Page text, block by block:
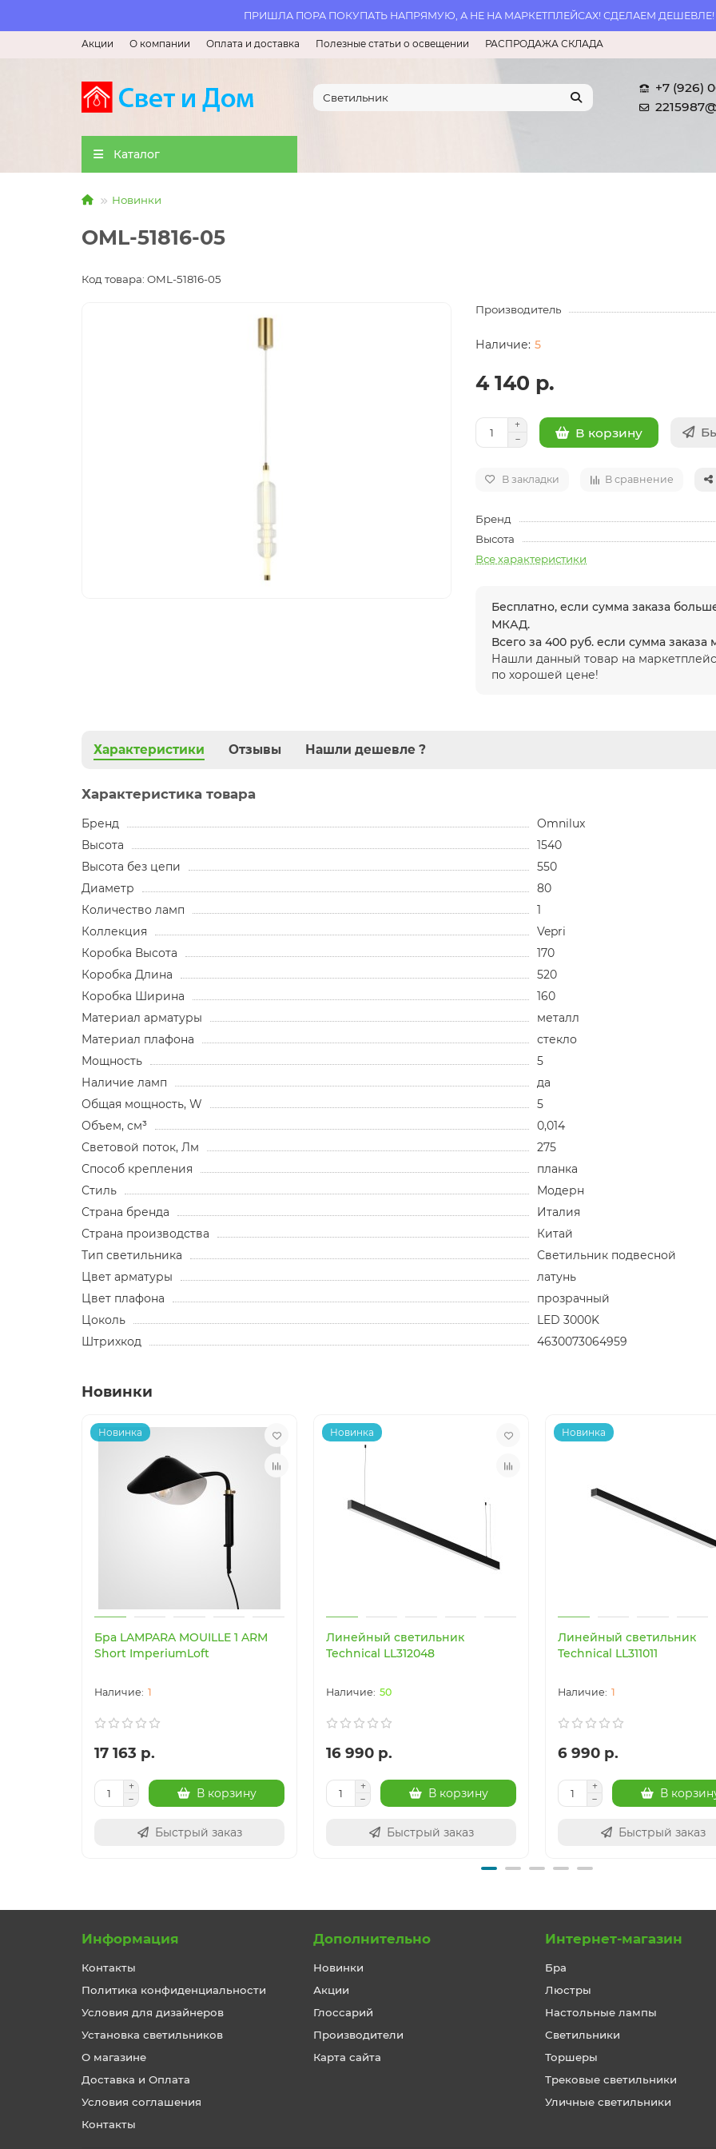
ПРИШЛА ПОРА ПОКУПАТЬ НАПРЯМУЮ, А НЕ НА МАРКЕТПЛЕЙСАХ! СДЕЛАЕМ
Акции О компании Оплата и доставка Полезные статьи о освещении РАСПРОДАЖА СКЛАДА
+7 (926)
Каталог
Новинки
OML-51816-05
Код товара: OML-51816-05
Производитель
5
4 140 р.
В корзину
В закладки В сравнение
Бренд
Высота
Все характеристики
Бесплатно, если сумма заказа
МКАД.
Всего за 400 руб. если сумма
Нашли данный товар на
по хорошей цене!
Характеристики Отзывы Нашли дешевле ?
Характеристика товара
Бренд
Omnilux
Высота
1540
Высота без цепи
550
Диаметр
80
Количество ламп
1
Коллекция
Vepri
Коробка Высота
170
Коробка Длина
520
Коробка Ширина
160
Материал арматуры
металл
Материал плафона
стекло
Мощность
5
Наличие ламп
да
Общая мощность, W
5
Объем, см³
0,014
Световой поток, Лм
275
Способ крепления
планка
Стиль
Модерн
Страна бренда
Италия
Страна производства
Китай
Тип светильника
Светильник подвесной
Цвет арматуры
латунь
Цвет плафона
прозрачный
Цоколь
LED 3000K
Штрихкод
4630073064959
Новинки
Новинка
Бра LAMPARA MOUILLE 1 ARM
Short ImperiumLoft
1
17 163 р.
В корзину
Быстрый заказ
Новинка
Линейный светильник
Technical LL312048
50
16 990 р.
В корзину
Быстрый заказ
Новинка
Линейный светильник
Technical LL311011
1
6 990 р.
В
Быстрый заказ
Информация
Контакты
Политика конфиденциальности
Условия для дизайнеров
Установка светильников
О магазине
Доставка и Оплата
Условия соглашения
Контакты
Дополнительно
Новинки
Акции
Глоссарий
Производители
Карта сайта
Интернет-магазин
Бра
Люстры
Настольные лампы
Светильники
Торшеры
Трековые светильники
Уличные светильники